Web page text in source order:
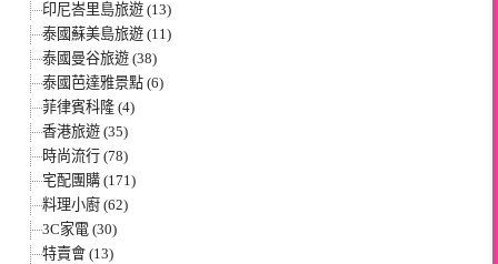
印尼峇里島旅遊 (13)
泰國蘇美島旅遊 (11)
泰國曼谷旅遊 (38)
泰國芭達雅景點 (6)
菲律賓科隆 (4)
香港旅遊 (35)
時尚流行 (78)
宅配團購 (171)
料理小廚 (62)
3C家電 (30)
特賣會 (13)